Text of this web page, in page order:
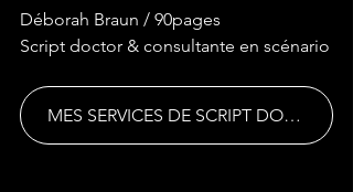
Déborah Braun / 90pages
Script doctor & consultante en scénario
MES SERVICES DE SCRIPT DOCTORING